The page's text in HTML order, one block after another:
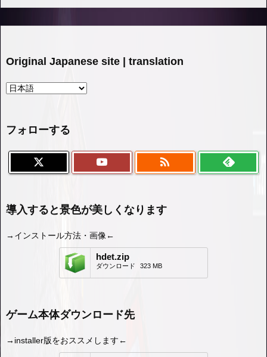
Original Japanese site | translation
フォローする

導入すると景色が美しくなります
→インストール方法・画像←
hdet.zip
ダウンロード 323 MB
ゲーム本体ダウンロード先
→installer版をおススメします←